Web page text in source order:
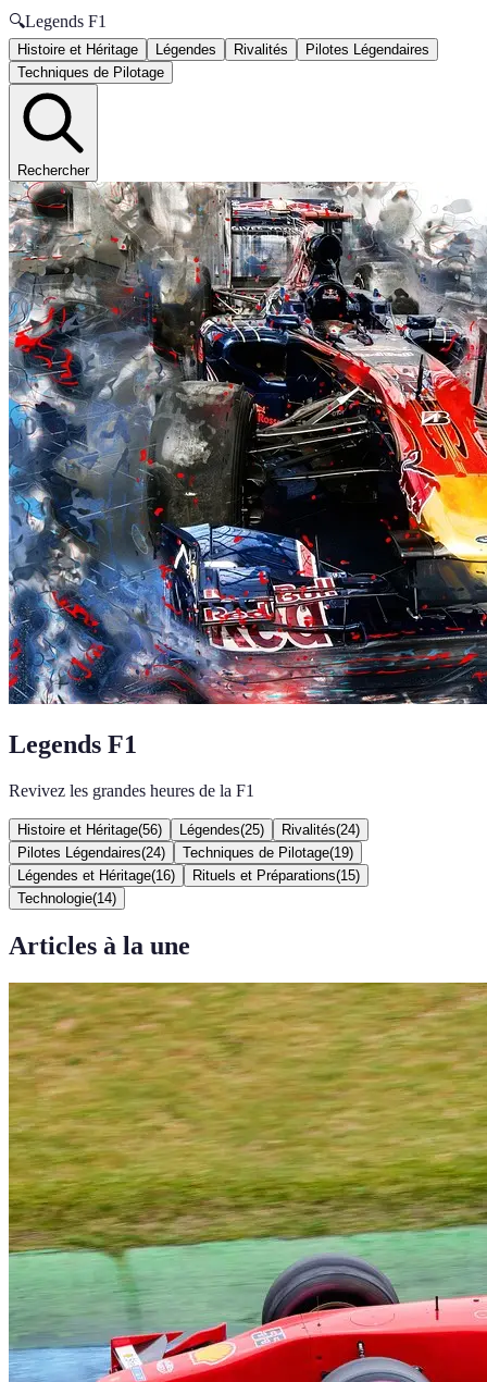
🔍Legends F1
Histoire et Héritage Légendes Rivalités
Pilotes Légendaires
Techniques de Pilotage
Rechercher
Legends F1
Revivez les grandes heures de la F1
Histoire et Héritage(56) Légendes(25) Rivalités(24)
Pilotes Légendaires(24) Techniques de Pilotage(19)
Légendes et Héritage(16) Rituels et Préparations(15)
Technologie(14)
Articles à la une